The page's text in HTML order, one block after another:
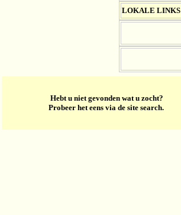
LOKALE LINKS
Hebt u niet gevonden wat u zocht?
Probeer het eens via de site search.